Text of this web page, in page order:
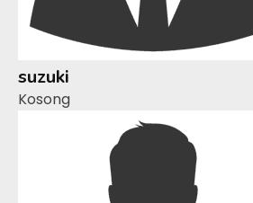
suzuki
Kosong